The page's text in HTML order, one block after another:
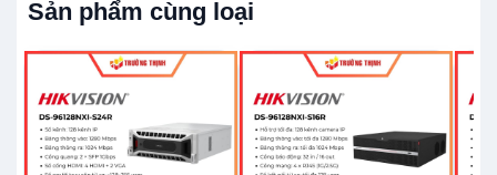
Sản phẩm cùng loại